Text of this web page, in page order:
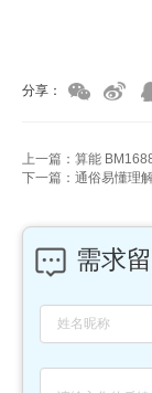
分享：
下一篇：通俗易懂理
需求